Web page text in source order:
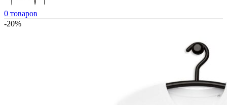
0 товаров
-20%